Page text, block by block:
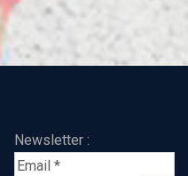
Newsletter :